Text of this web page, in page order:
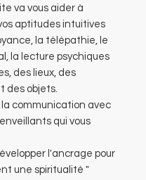
va vous aider à
aptitudes intuitives
la télépathie, le
la lecture psychiques
des lieux, des
des objets.
la communication avec
qui vous
l'ancrage pour
une spiritualité "